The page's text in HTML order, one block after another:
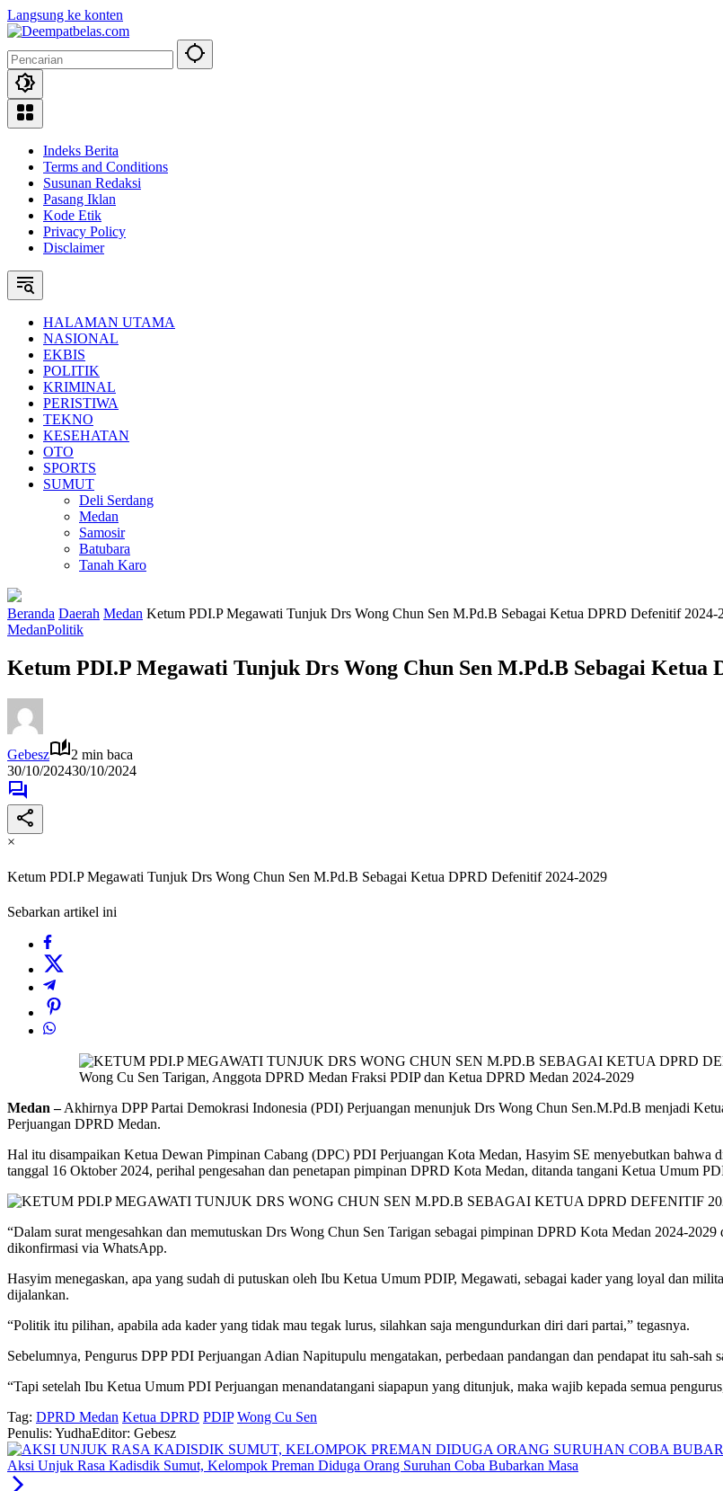
Langsung ke konten
Indeks Berita
Terms and Conditions
Susunan Redaksi
Pasang Iklan
Kode Etik
Privacy Policy
Disclaimer
HALAMAN UTAMA
NASIONAL
EKBIS
POLITIK
KRIMINAL
PERISTIWA
TEKNO
KESEHATAN
OTO
SPORTS
SUMUT
Deli Serdang
Medan
Samosir
Batubara
Tanah Karo
Beranda Daerah Medan Ketum PDI.P Megawati Tunjuk Drs Wong Chun Sen M.Pd.B Sebagai Ketua DPRD Defenitif 2024-
MedanPolitik
Ketum PDI.P Megawati Tunjuk Drs Wong Chun Sen M.Pd.B Sebagai Ketua
Gebesz
2 min baca
30/10/202430/10/2024
×
Ketum PDI.P Megawati Tunjuk Drs Wong Chun Sen M.Pd.B Sebagai Ketua DPRD Defenitif 2024-2029
Sebarkan artikel ini
Wong Cu Sen Tarigan, Anggota DPRD Medan Fraksi PDIP dan Ketua DPRD Medan 2024-2029
Medan –Akhirnya DPP Partai Demokrasi Indonesia (PDI) Perjuangan menunjuk Drs Wong Chun Sen.M.Pd.B menjadi
Perjuangan DPRD Medan.
Hal itu disampaikan Ketua Dewan Pimpinan Cabang (DPC) PDI Perjuangan Kota Medan, Hasyim SE menyebutkan bahwa
tanggal 16 Oktober 2024, perihal pengesahan dan penetapan pimpinan DPRD Kota Medan, ditanda tangani Ketua Umum
“Dalam surat mengesahkan dan memutuskan Drs Wong Chun Sen Tarigan sebagai pimpinan DPRD Kota Medan 2024-
dikonfirmasi via WhatsApp.
Hasyim menegaskan, apa yang sudah di putuskan oleh Ibu Ketua Umum PDIP, Megawati, sebagai kader yang loyal dan
dijalankan.
“Politik itu pilihan, apabila ada kader yang tidak mau tegak lurus, silahkan saja mengundurkan diri dari partai,” tegasnya.
Sebelumnya, Pengurus DPP PDI Perjuangan Adian Napitupulu mengatakan, perbedaan pandangan dan pendapat itu sah-
“Tapi setelah Ibu Ketua Umum PDI Perjuangan menandatangani siapapun yang ditunjuk, maka wajib kepada semua
Tag: DPRD Medan Ketua DPRD PDIP Wong Cu Sen
Penulis: YudhaEditor: Gebesz
Aksi Unjuk Rasa Kadisdik Sumut, Kelompok Preman Diduga Orang Suruhan Coba Bubarkan Masa